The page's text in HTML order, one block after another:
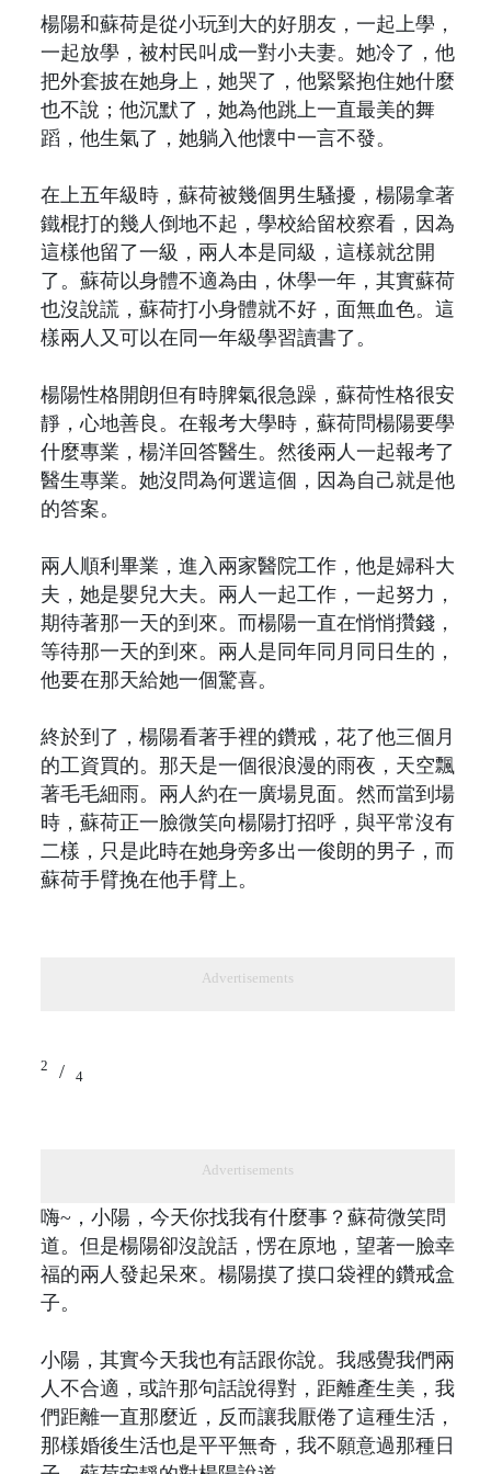
楊陽和蘇荷是從小玩到大的好朋友，一起上學，
一起放學，被村民叫成一對小夫妻。她冷了，他
把外套披在她身上，她哭了，他緊緊抱住她什麼
也不說；他沉默了，她為他跳上一直最美的舞
蹈，他生氣了，她躺入他懷中一言不發。
在上五年級時，蘇荷被幾個男生騷擾，楊陽拿著
鐵棍打的幾人倒地不起，學校給留校察看，因為
這樣他留了一級，兩人本是同級，這樣就岔開
了。蘇荷以身體不適為由，休學一年，其實蘇荷
也沒說謊，蘇荷打小身體就不好，面無血色。這
樣兩人又可以在同一年級學習讀書了。
楊陽性格開朗但有時脾氣很急躁，蘇荷性格很安
靜，心地善良。在報考大學時，蘇荷問楊陽要學
什麼專業，楊洋回答醫生。然後兩人一起報考了
醫生專業。她沒問為何選這個，因為自己就是他
的答案。
兩人順利畢業，進入兩家醫院工作，他是婦科大
夫，她是嬰兒大夫。兩人一起工作，一起努力，
期待著那一天的到來。而楊陽一直在悄悄攢錢，
等待那一天的到來。兩人是同年同月同日生的，
他要在那天給她一個驚喜。
終於到了，楊陽看著手裡的鑽戒，花了他三個月
的工資買的。那天是一個很浪漫的雨夜，天空飄
著毛毛細雨。兩人約在一廣場見面。然而當到場
時，蘇荷正一臉微笑向楊陽打招呼，與平常沒有
二樣，只是此時在她身旁多出一俊朗的男子，而
蘇荷手臂挽在他手臂上。
Advertisements
2 / 4
Advertisements
嗨~，小陽，今天你找我有什麼事？蘇荷微笑問
道。但是楊陽卻沒說話，愣在原地，望著一臉幸
福的兩人發起呆來。楊陽摸了摸口袋裡的鑽戒盒
子。
小陽，其實今天我也有話跟你說。我感覺我們兩
人不合適，或許那句話說得對，距離產生美，我
們距離一直那麼近，反而讓我厭倦了這種生活，
那樣婚後生活也是平平無奇，我不願意過那種日